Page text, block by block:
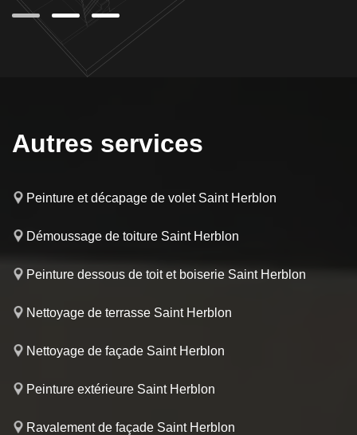
Autres services
Peinture et décapage de volet Saint Herblon
Démoussage de toiture Saint Herblon
Peinture dessous de toit et boiserie Saint Herblon
Nettoyage de terrasse Saint Herblon
Nettoyage de façade Saint Herblon
Peinture extérieure Saint Herblon
Ravalement de façade Saint Herblon